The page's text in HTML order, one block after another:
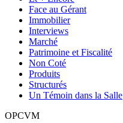
Face au Gérant
Immobilier
Interviews
Marché
Patrimoine et Fiscalité
Non Coté
Produits
Structurés
Un Témoin dans la Salle
OPCVM